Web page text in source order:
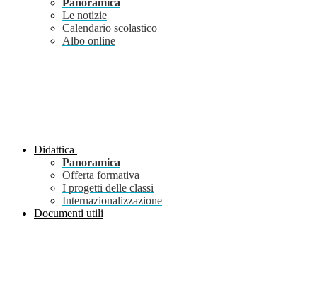
Panoramica
Le notizie
Calendario scolastico
Albo online
Didattica
Panoramica
Offerta formativa
I progetti delle classi
Internazionalizzazione
Documenti utili